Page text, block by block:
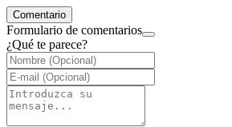
Comentario
Formulario de comentarios
¿Qué te parece?